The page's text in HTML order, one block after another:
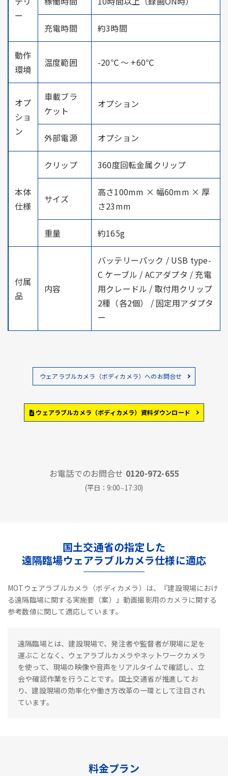
ー
充電時間 約3時間
動作
環境
温度範囲 -20℃ ～ +60℃
オプ
ショ
ン
車載ブラ
ケット
オプション
外部電源 オプション
本体
仕様
クリップ 360度回転金属クリップ
サイズ
高さ100mm × 幅60mm × 厚
さ23mm
重量 約165g
付属
品
内容
バッテリーパック / USB type-
C ケーブル / ACアダプタ / 充電
用クレードル / 取付用クリップ
2種（各2個） / 固定用アダプタ
ー
ウェアラブルカメラ（ボディカメラ）へのお問合せ
ウェアラブルカメラ（ボディカメラ）資料ダウンロード
お電話でのお問合せ 0120-972-655
(平日：9:00∼17:30)
国土交通省の指定した
遠隔臨場ウェアラブルカメラ仕様に適応
MOTウェアラブルカメラ（ボディカメラ）は、『建設現場におけ
る遠隔臨場に関する実施要（案）』動画撮影用のカメラに関する
参考数値に関して適応しています。
遠隔臨場とは、建設現場で、発注者や監督者が現場に足を
運ぶことなく、ウェアラブルカメラやネットワークカメラ
を使って、現場の映像や音声をリアルタイムで確認し、立
会や確認作業を行うことです。国土交通省が推進してお
り、建設現場の効率化や働き方改革の一環として注目され
ています。
料金プラン